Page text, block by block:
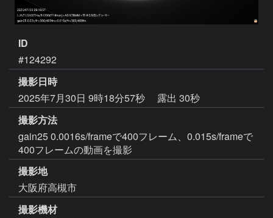
ID
#124292
撮影日時
2025年7月30日 9時18分57秒
露出 30秒
撮影方法
gain25 0.0016s/frameで400フレーム、0.015s/frameで
400フレームの動画を撮影
撮影地
大阪府高槻市
撮影機材